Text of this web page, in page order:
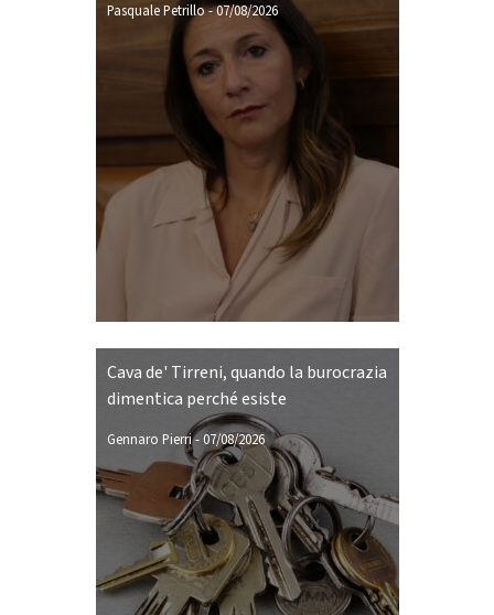
Pasquale Petrillo-07/08/2026
Cava de' Tirreni, quando la burocrazia
dimentica perché esiste
Gennaro Pierri- 07/08/2026